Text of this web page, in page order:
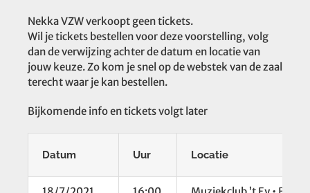
Nekka VZW verkoopt geen tickets.
Wil je tickets bestellen voor deze voorstelling, volg
dan de verwijzing achter de datum en locatie van
jouw keuze. Zo kom je snel op de webstek van de zaal
terecht waar je kan bestellen.
Bijkomende info en tickets volgt later
Datum Uur Locatie